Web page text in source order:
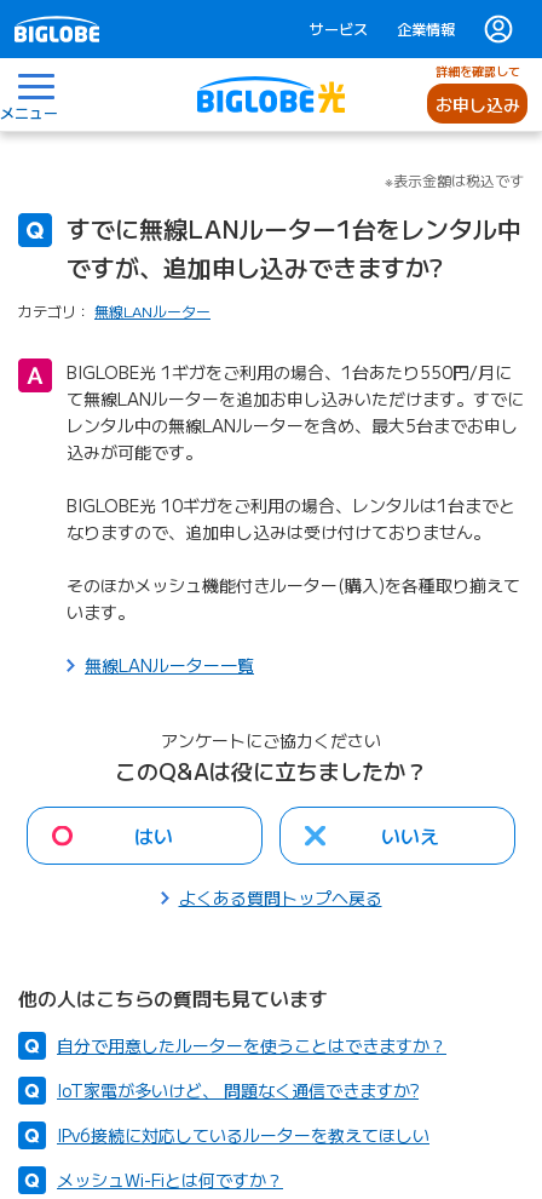
サービス 企業情報
メニュー
詳細を確認して
お申し込み
※表示金額は税込です
すでに無線LANルーター1台をレンタル中
ですが、追加申し込みできますか?
カテゴリ： 無線LANルーター
BIGLOBE光 1ギガをご利用の場合、1台あたり550円/月に
て無線LANルーターを追加お申し込みいただけます。すでに
レンタル中の無線LANルーターを含め、最大5台までお申し
込みが可能です。
BIGLOBE光 10ギガをご利用の場合、レンタルは1台までと
なりますので、追加申し込みは受け付けておりません。
そのほかメッシュ機能付きルーター(購入)を各種取り揃えて
います。
無線LANルーター一覧
アンケートにご協力ください
このQ&Aは役に立ちましたか？
はい いいえ
よくある質問トップへ戻る
他の人はこちらの質問も見ています
自分で用意したルーターを使うことはできますか？
IoT家電が多いけど、 問題なく通信できますか?
IPv6接続に対応しているルーターを教えてほしい
メッシュWi-Fiとは何ですか？